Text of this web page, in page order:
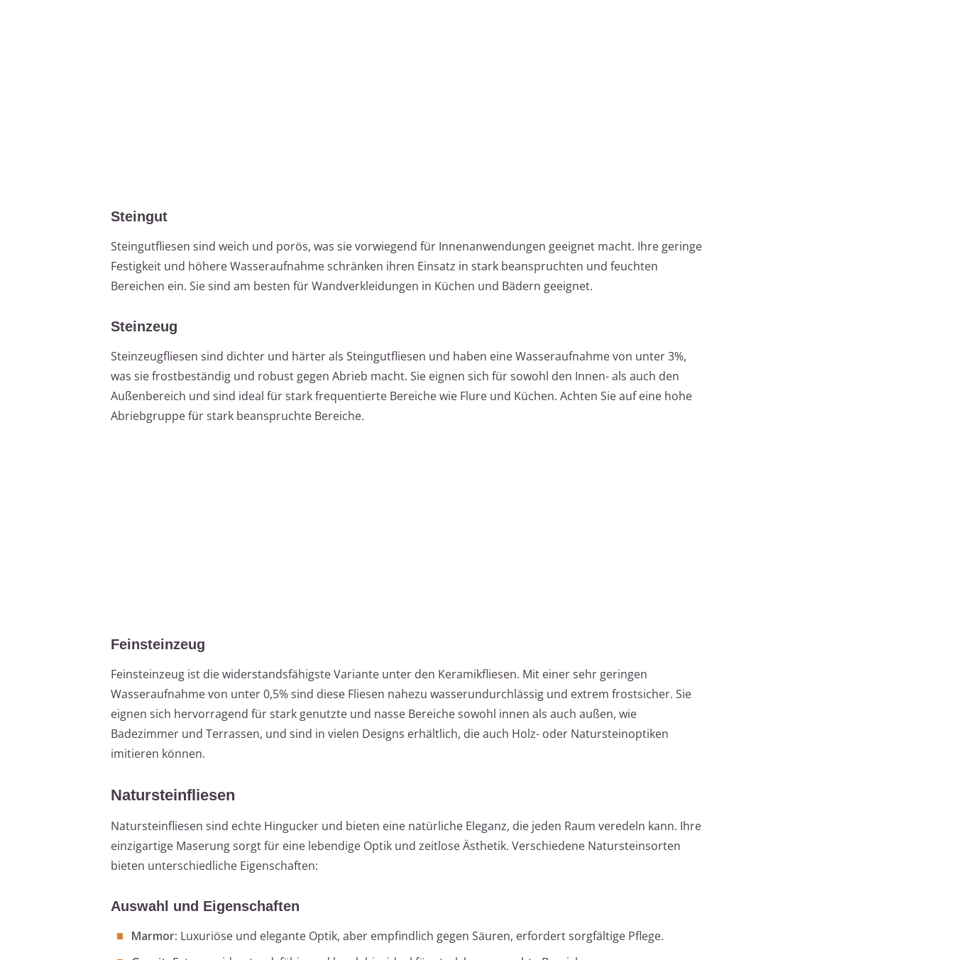
Steingut
Steingutfliesen sind weich und porös, was sie vorwiegend für Innenanwendungen geeignet macht. Ihre geringe
Festigkeit und höhere Wasseraufnahme schränken ihren Einsatz in stark beanspruchten und feuchten
Bereichen ein. Sie sind am besten für Wandverkleidungen in Küchen und Bädern geeignet.
Steinzeug
Steinzeugfliesen sind dichter und härter als Steingutfliesen und haben eine Wasseraufnahme von unter 3%,
was sie frostbeständig und robust gegen Abrieb macht. Sie eignen sich für sowohl den Innen- als auch den
Außenbereich und sind ideal für stark frequentierte Bereiche wie Flure und Küchen. Achten Sie auf eine hohe
Abriebgruppe für stark beanspruchte Bereiche.
Feinsteinzeug
Feinsteinzeug ist die widerstandsfähigste Variante unter den Keramikfliesen. Mit einer sehr geringen
Wasseraufnahme von unter 0,5% sind diese Fliesen nahezu wasserundurchlässig und extrem frostsicher. Sie
eignen sich hervorragend für stark genutzte und nasse Bereiche sowohl innen als auch außen, wie
Badezimmer und Terrassen, und sind in vielen Designs erhältlich, die auch Holz- oder Natursteinoptiken
imitieren können.
Natursteinfliesen
Natursteinfliesen sind echte Hingucker und bieten eine natürliche Eleganz, die jeden Raum veredeln kann. Ihre
einzigartige Maserung sorgt für eine lebendige Optik und zeitlose Ästhetik. Verschiedene Natursteinsorten
bieten unterschiedliche Eigenschaften:
Auswahl und Eigenschaften
Marmor: Luxuriöse und elegante Optik, aber empfindlich gegen Säuren, erfordert sorgfältige Pflege.